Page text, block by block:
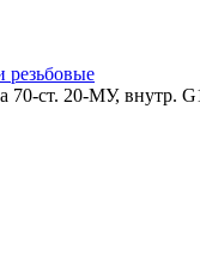
резьбовые
70-ст. 20-МУ, внутр.